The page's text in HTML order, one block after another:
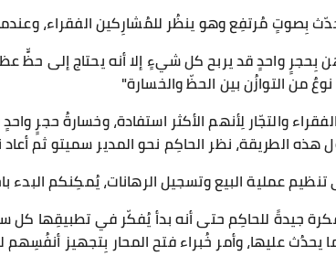
بِصوتٍ مُرتفِع وهو ينظُر للمُشارِكين الفقراء،
بِحجرٍ واحدٍ قد يربح كل شيءٍ إلا أنه يحتاج إلى
من التوازُن بين الحظّ والخسارة"
والتجّار لِأنهم الأكثر استفادة، وخسارةُ حجرٍ
هذه الطريقة، نظر الحاكِم نحو المدير سميتو ثم
عملية البيع وتسجيل الرهانات، يُمكِنكم البدء
جيدةً للحاكِم حتى أنه بدأ يُفكّر في تطبيقِها كل
يحدُث عليها، وأمر خُبراء فتح المحار بِتجهيز